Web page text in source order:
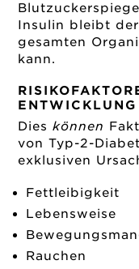
Insulin bleibt
gesamten
kann.
Dieskönnen
von Typ-2-
exklusiven
Fettleibigkeit
Lebensweise
Rauchen